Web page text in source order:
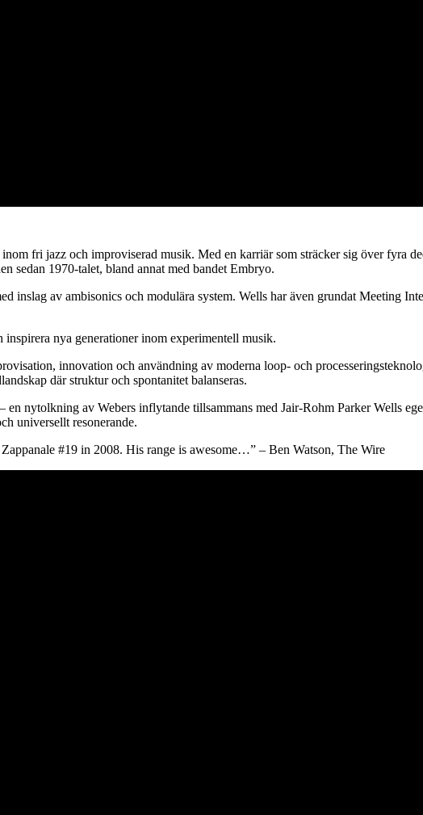
fri jazz och improviserad musik. Med en karriär som sträcker sig över fyra
sedan 1970-talet, bland annat med bandet Embryo.
inslag av ambisonics och modulära system. Wells har även grundat Meeting
nya generationer inom experimentell musik.
innovation och användning av moderna loop- och
där struktur och spontanitet balanseras.
nytolkning av Webers inflytande tillsammans med Jair-Rohm Parker Wells
universellt resonerande.
#19 in 2008. His range is awesome…” – Ben Watson, The Wire